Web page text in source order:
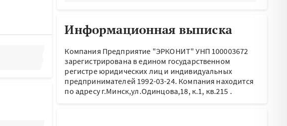
Информационная выписка
Компания Предприятие "ЭРКОНИТ" УНП 100003672
зарегистрирована в едином государственном
регистре юридических лиц и индивидуальных
предпринимателей 1992-03-24. Компания находится
по адресуг.Минск,ул.Одинцова,18, к.1, кв.215 .